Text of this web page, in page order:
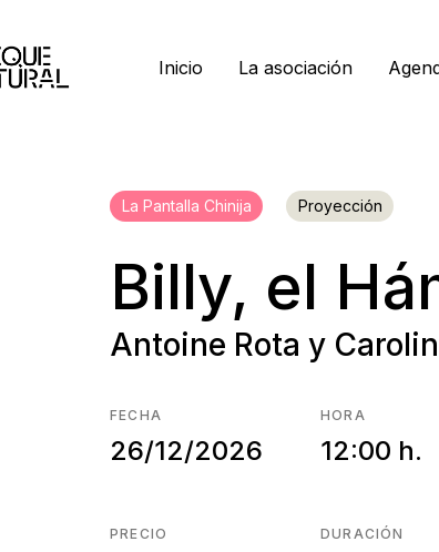
Inicio La asociación
La Pantalla Chinija Proyección
Billy, el
Antoine Rota y
FECHA
26/12/2026
HORA
12:00 h.
PRECIO DURACIÓN